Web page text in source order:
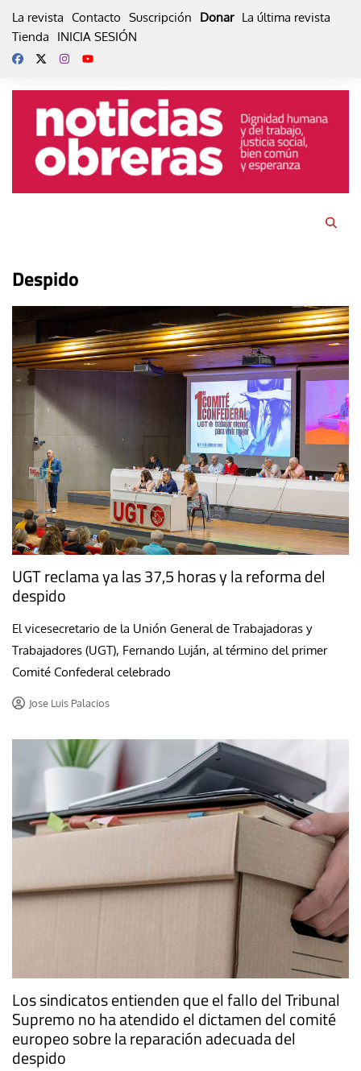
La revista Contacto Suscripción Donar La última revista
Tienda
INICIA SESIÓN
Despido
UGT reclama ya las 37,5 horas y la reforma del
despido
El vicesecretario de la Unión General de Trabajadoras y
Trabajadores (UGT), Fernando Luján, al término del primer
Comité Confederal celebrado
Jose Luis Palacios
Los sindicatos entienden que el fallo del Tribunal
Supremo no ha atendido el dictamen del comité
europeo sobre la reparación adecuada del
despido